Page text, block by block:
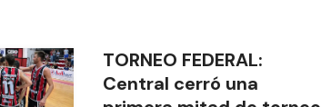
TORNEO FEDERAL:
Central cerró una